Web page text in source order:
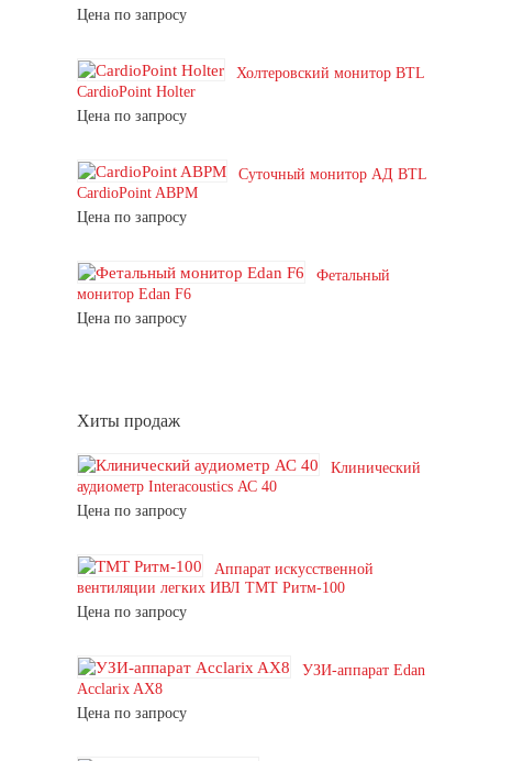
Цена по запросу
Холтеровский монитор BTL
CardioPoint Holter
Цена по запросу
Суточный монитор АД BTL
CardioPoint ABPM
Цена по запросу
Фетальный
монитор Edan F6
Цена по запросу
Хиты продаж
Клинический
аудиометр Interacoustics АС 40
Цена по запросу
Аппарат искусственной
вентиляции легких ИВЛ ТМТ Ритм-100
Цена по запросу
УЗИ-аппарат Edan
Acclarix AX8
Цена по запросу